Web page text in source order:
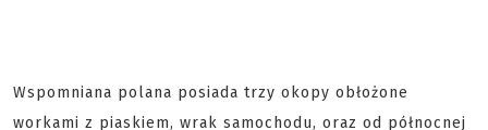
Wspomniana polana posiada trzy okopy obłożone
workami z piaskiem, wrak samochodu, oraz od północnej